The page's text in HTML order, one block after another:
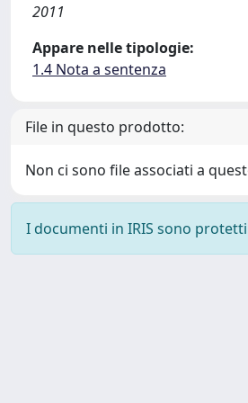
2011
Appare nelle tipologie:
1.4 Nota a sentenza
File in questo prodotto:
Non ci sono file associati a
I documenti in IRIS sono